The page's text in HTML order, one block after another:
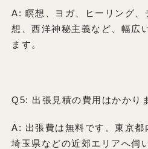
A: 瞑想、ヨガ、ヒーリング、
想、西洋神秘主義など、幅広
ます。
Q5: 出張見積の費用はかかり
A: 出張費は無料です。東京都
埼玉県などの近郊エリアへ伺